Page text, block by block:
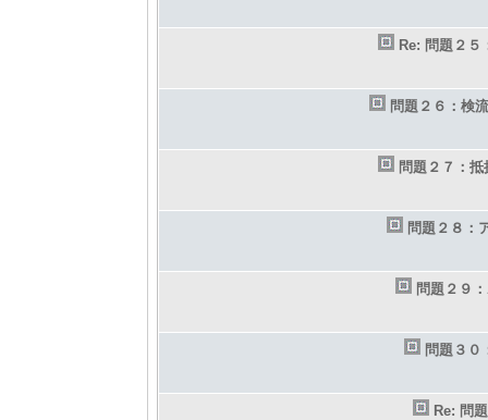
Re: 問題２５
問題２６：検
問題２７：抵
問題２８：
問題２９
問題３０
Re: 問